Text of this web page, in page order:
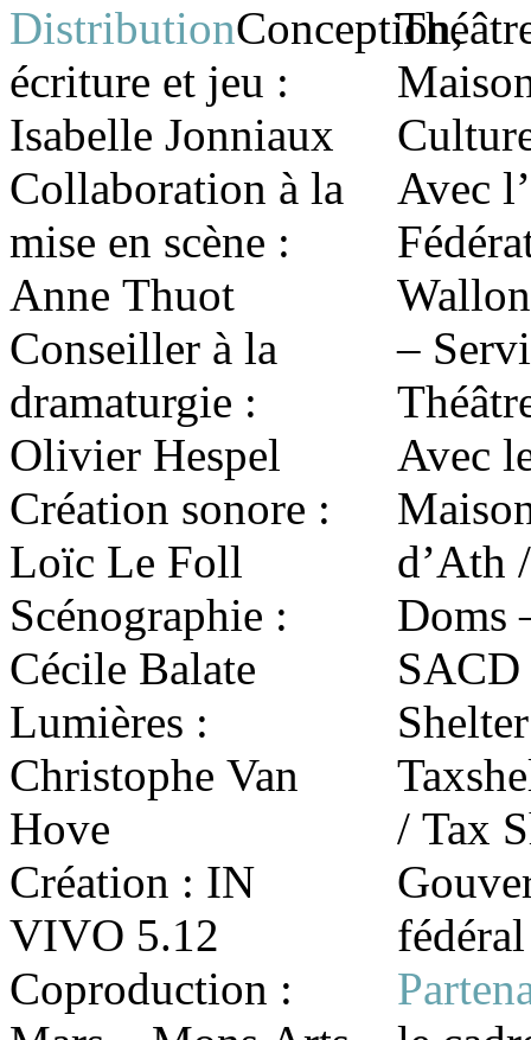
DistributionConception,
écriture et jeu :
Isabelle Jonniaux
Collaboration à la
mise en scène :
Anne Thuot
Conseiller à la
dramaturgie :
Olivier Hespel
Création sonore :
Loïc Le Foll
Scénographie :
Cécile Balate
Lumières :
Christophe Van
Hove
Création : IN
VIVO 5.12
Coproduction :
Avec
–
Avec
d’Ath
Doms
/ Tax